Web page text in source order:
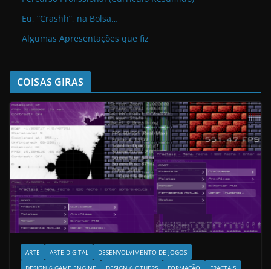
Eu, “Crashh”, na Bolsa…
Algumas Apresentações que fiz
COISAS GIRAS
ARTE ARTE DIGITAL
DESENVOLVIMENTO DE JOGOS